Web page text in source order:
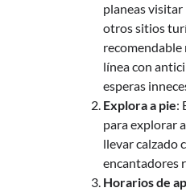
planeas visitar
otros sitios
recomendable
línea con
esperas
Explora a pie:
para explorar
llevar calzado
encantadores
Horarios de